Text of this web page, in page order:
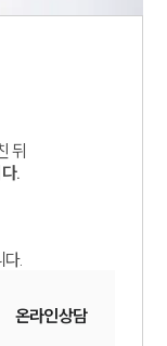
뒤
.
.
온라인상담